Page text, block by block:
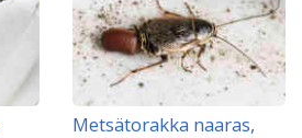
Metsätorakka naaras,